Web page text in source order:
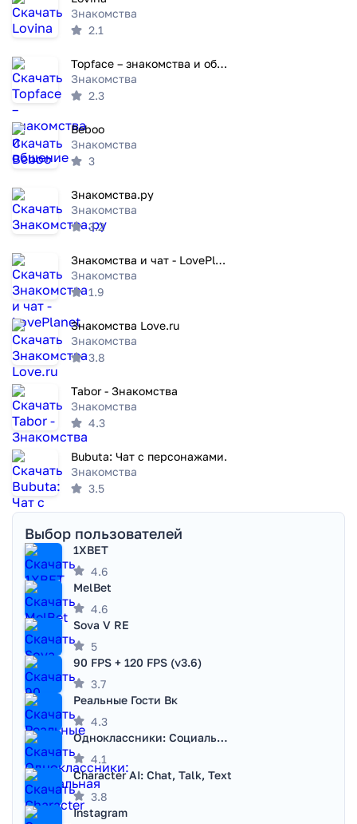
Знакомства
2.1
Topface – знакомства и общение
Знакомства
2.3
Beboo
Знакомства
3
Знакомства.ру
Знакомства
3.2
Знакомства и чат - LovePlanet
Знакомства
1.9
Знакомства Love.ru
Знакомства
3.8
Tabor - Знакомства
Знакомства
4.3
Bubuta: Чат с персонажами.
Знакомства
3.5
Выбор пользователей
1XBET
4.6
MelBet
4.6
Sova V RE
5
90 FPS + 120 FPS (v3.6)
3.7
Реальные Гости Вк
4.3
Одноклассники: Социальная сеть
4.1
Character AI: Chat, Talk, Text
3.8
Instagram